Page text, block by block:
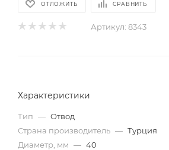
ОТЛОЖИТЬ СРАВНИТЬ
Артикул: 8343
Характеристики
Тип — Отвод
Страна производитель — Турция
Диаметр, мм — 40